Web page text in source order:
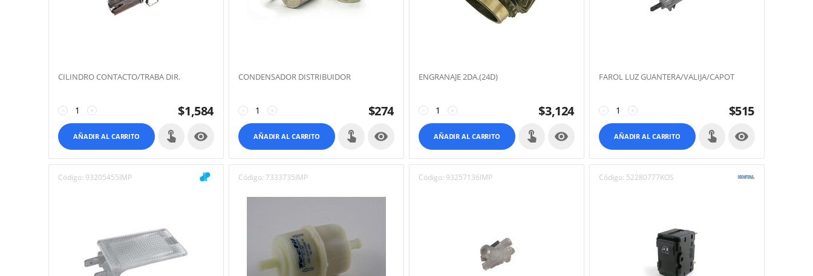
CILINDRO CONTACTO/TRABA DIR.
+
− $1,584
AÑADIR AL CARRITO 
CONDENSADOR DISTRIBUIDOR
+
− $274
AÑADIR AL CARRITO 
ENGRANAJE 2DA.(24D)
+
− $3,124
AÑADIR AL CARRITO 
FAROL LUZ GUANTERA/VALIJA/CAPOT
+
− $515
AÑADIR AL CARRITO 
Código: 93205455IMP Código: 7333735IMP Código: 93257136IMP Código: 52280777KOS